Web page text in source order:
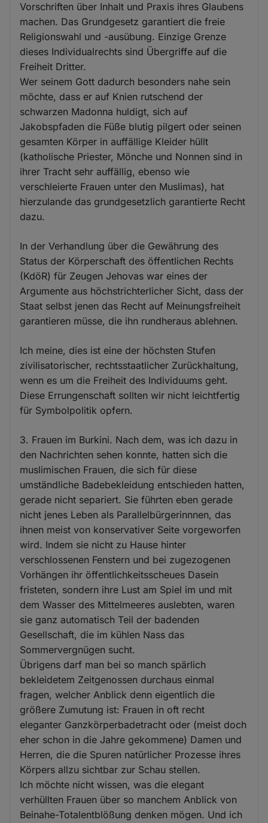
Vorschriften über Inhalt und Praxis ihres Glaubens
machen. Das Grundgesetz garantiert die freie
Religionswahl und -ausübung. Einzige Grenze
dieses Individualrechts sind Übergriffe auf die
Freiheit Dritter.
Wer seinem Gott dadurch besonders nahe sein
möchte, dass er auf Knien rutschend der
schwarzen Madonna huldigt, sich auf
Jakobspfaden die Füße blutig pilgert oder seinen
gesamten Körper in auffällige Kleider hüllt
(katholische Priester, Mönche und Nonnen sind in
ihrer Tracht sehr auffällig, ebenso wie
verschleierte Frauen unter den Muslimas), hat
hierzulande das grundgesetzlich garantierte Recht
dazu.
In der Verhandlung über die Gewährung des
Status der Körperschaft des öffentlichen Rechts
(KdöR) für Zeugen Jehovas war eines der
Argumente aus höchstrichterlicher Sicht, dass der
Staat selbst jenen das Recht auf Meinungsfreiheit
garantieren müsse, die ihn rundheraus ablehnen.
Ich meine, dies ist eine der höchsten Stufen
zivilisatorischer, rechtsstaatlicher Zurückhaltung,
wenn es um die Freiheit des Individuums geht.
Diese Errungenschaft sollten wir nicht leichtfertig
für Symbolpolitik opfern.
3. Frauen im Burkini. Nach dem, was ich dazu in
den Nachrichten sehen konnte, hatten sich die
muslimischen Frauen, die sich für diese
umständliche Badebekleidung entschieden hatten,
gerade nicht separiert. Sie führten eben gerade
nicht jenes Leben als Parallelbürgerinnnen, das
ihnen meist von konservativer Seite vorgeworfen
wird. Indem sie nicht zu Hause hinter
verschlossenen Fenstern und bei zugezogenen
Vorhängen ihr öffentlichkeitsscheues Dasein
fristeten, sondern ihre Lust am Spiel im und mit
dem Wasser des Mittelmeeres auslebten, waren
sie ganz automatisch Teil der badenden
Gesellschaft, die im kühlen Nass das
Sommervergnügen sucht.
Übrigens darf man bei so manch spärlich
bekleidetem Zeitgenossen durchaus einmal
fragen, welcher Anblick denn eigentlich die
größere Zumutung ist: Frauen in oft recht
eleganter Ganzkörperbadetracht oder (meist doch
eher schon in die Jahre gekommene) Damen und
Herren, die die Spuren natürlicher Prozesse ihres
Körpers allzu sichtbar zur Schau stellen.
Ich möchte nicht wissen, was die elegant
verhüllten Frauen über so manchem Anblick von
Beinahe-Totalentblößung denken mögen. Und ich